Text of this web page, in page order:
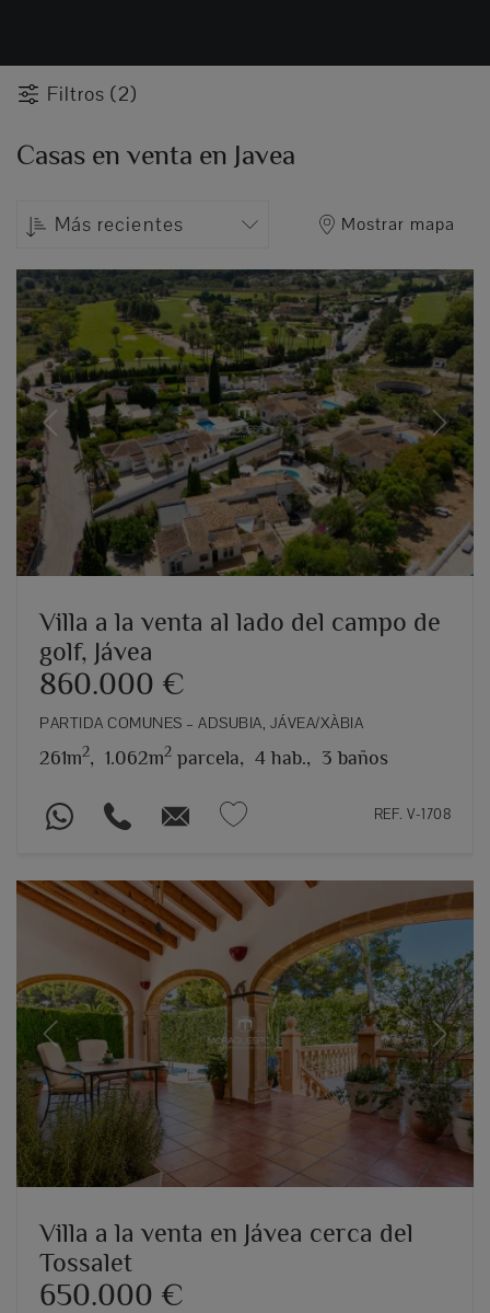
Filtros (2)
Casas en venta en Javea
Más recientes Mostrar mapa
Previous Next
Villa a la venta al lado del campo de
golf, Jávea
860.000 €
PARTIDA COMUNES – ADSUBIA, JÁVEA/XÀBIA
261m2, 1.062m2 parcela, 4 hab., 3 baños
REF. V-1708
Previous Next
Villa a la venta en Jávea cerca del
Tossalet
650.000 €